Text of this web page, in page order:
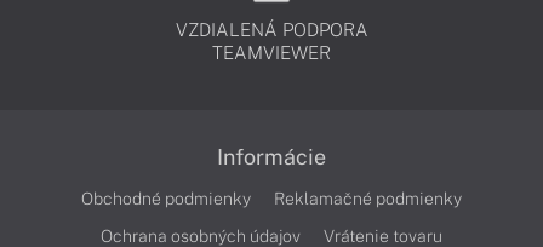
VZDIALENÁ PODPORA
TEAMVIEWER
Informácie
Obchodné podmienky
Reklamačné podmienky
Ochrana osobných údajov
Vrátenie tovaru